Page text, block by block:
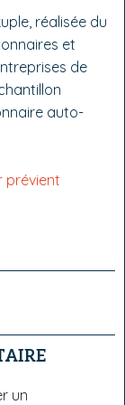
réalisée du
et
de
auto-
prévient
un